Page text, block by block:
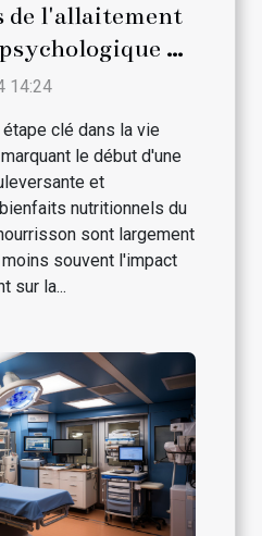
de l'allaitement
de
14:24
clé dans la vie
le début d'une
et
nutritionnels du
sont largement
souvent l'impact
sur la...